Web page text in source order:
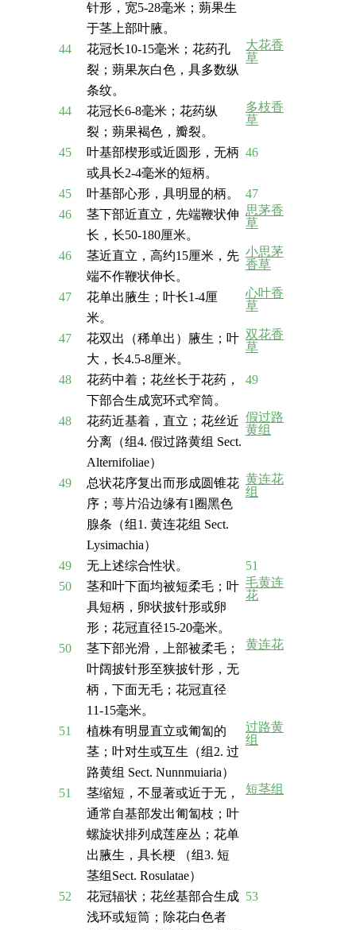
针形，宽5-28毫米；蒴果生
于茎上部叶腋。
44
花冠长10-15毫米；花药孔
裂；蒴果灰白色，具多数纵
条纹。
大花香
草
44
花冠长6-8毫米；花药纵
裂；蒴果褐色，瓣裂。
多枝香
草
45
叶基部楔形或近圆形，无柄
或具长2-4毫米的短柄。
46
45 叶基部心形，具明显的柄。
47
46
茎下部近直立，先端鞭状伸
长，长50-180厘米。
思茅香
草
46
茎近直立，高约15厘米，先
端不作鞭状伸长。
小思茅
香草
47
花单出腋生；叶长1-4厘
米。
心叶香
草
47
花双出（稀单出）腋生；叶
大，长4.5-8厘米。
双花香
草
48
花药中着；花丝长于花药，
下部合生成宽环式窄筒。
49
48
花药近基着，直立；花丝近
分离（组4. 假过路黄组 Sect.
Alternifoliae）
假过路
黄组
49
总状花序复出而形成圆锥花
序；萼片沿边缘有1圈黑色
腺条（组1. 黄连花组 Sect.
Lysimachia）
黄连花
组
49 无上述综合性状。
51
50
茎和叶下面均被短柔毛；叶
具短柄，卵状披针形或卵
形；花冠直径15-20毫米。
毛黄连
花
50
茎下部光滑，上部被柔毛；
叶阔披针形至狭披针形，无
柄，下面无毛；花冠直径
11-15毫米。
黄连花
51
植株有明显直立或匍匐的
茎；叶对生或互生（组2. 过
路黄组 Sect. Nunnmuiaria）
过路黄
组
51
茎缩短，不显著或近于无，
通常自基部发出匍匐枝；叶
螺旋状排列成莲座丛；花单
出腋生，具长梗 （组3. 短
茎组Sect. Rosulatae）
短茎组
52
花冠辐状；花丝基部合生成
浅环或短筒；除花白色者
53